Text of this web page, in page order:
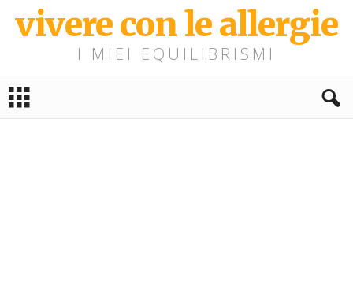
vivere con le allergie
I MIEI EQUILIBRISMI